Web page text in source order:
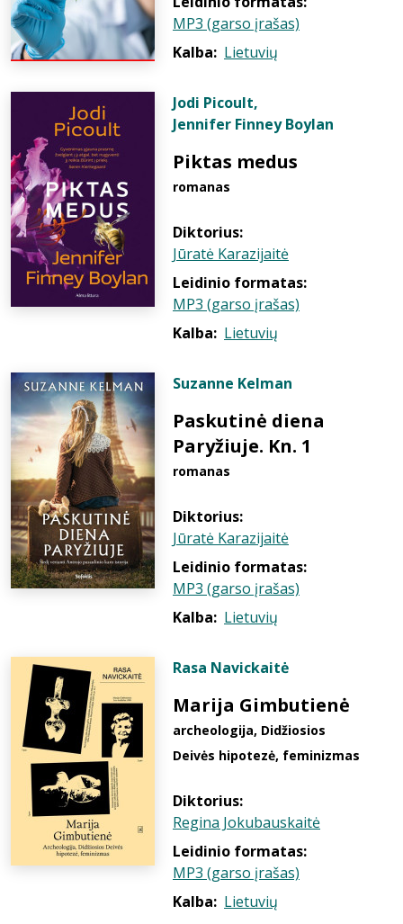
MP3 (garso įrašas)
Kalba: Lietuvių
Jodi Picoult,
Jennifer Finney Boylan
Piktas medus
romanas
Diktorius:
Jūratė Karazijaitė
Leidinio formatas:
MP3 (garso įrašas)
Kalba: Lietuvių
Suzanne Kelman
Paskutinė diena
Paryžiuje. Kn. 1
romanas
Diktorius:
Jūratė Karazijaitė
Leidinio formatas:
MP3 (garso įrašas)
Kalba: Lietuvių
Rasa Navickaitė
Marija Gimbutienė
archeologija, Didžiosios
Deivės hipotezė, feminizmas
Diktorius:
Regina Jokubauskaitė
Leidinio formatas:
MP3 (garso įrašas)
Kalba: Lietuvių